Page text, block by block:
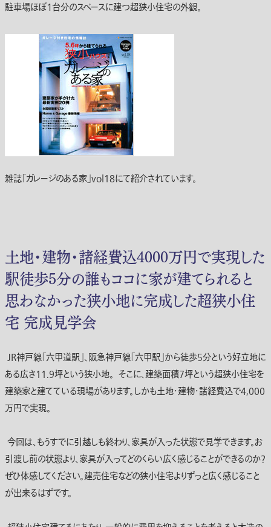
駐車場ほぼ１台分のスペースに建つ超狭小住宅の外観。
雑誌「ガレージのある家」vol18にて紹介されています。
土地・建物・諸経費込4000万円で実現した
駅徒歩5分の誰もココに家が建てられると
思わなかった狭小地に完成した超狭小住
宅 完成見学会
JR神戸線「六甲道駅」、阪急神戸線「六甲駅」から徒歩5分という好立地に
ある広さ11.9坪という狭小地。 そこに、建築面積7坪という超狭小住宅を
建築家と建てている現場があります。しかも土地・建物・諸経費込で4,000
万円で実現。
今回は、もうすでに引越しも終わり、家具が入った状態で見学できます。お
引渡し前の状態より、家具が入ってどのくらい広く感じることができるのか？
ぜひ体感してください。建売住宅などの狭小住宅よりずっと広く感じること
が出来るはずです。